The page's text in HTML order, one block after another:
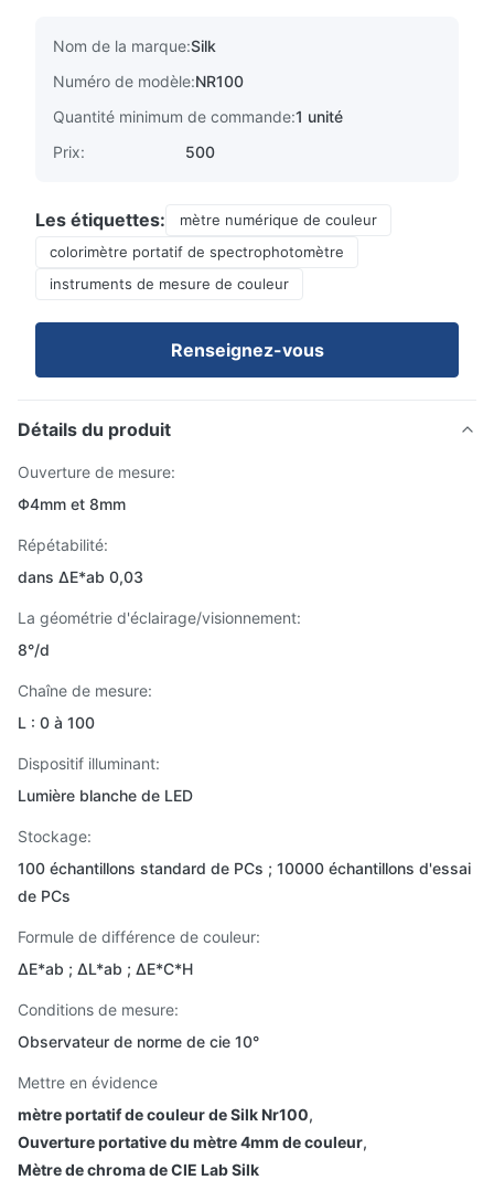
Nom de la marque:Silk
Numéro de modèle:NR100
Quantité minimum de commande:1 unité
Prix:
500
Les étiquettes:
mètre numérique de couleur
colorimètre portatif de spectrophotomètre
instruments de mesure de couleur
Renseignez-vous
Détails du produit
Ouverture de mesure:
Φ4mm et 8mm
Répétabilité:
dans ΔE*ab 0,03
La géométrie d'éclairage/visionnement:
8°/d
Chaîne de mesure:
L : 0 à 100
Dispositif illuminant:
Lumière blanche de LED
Stockage:
100 échantillons standard de PCs ; 10000 échantillons d'essai
de PCs
Formule de différence de couleur:
ΔE*ab ; ΔL*ab ; ΔE*C*H
Conditions de mesure:
Observateur de norme de cie 10°
Mettre en évidence
mètre portatif de couleur de Silk Nr100,
Ouverture portative du mètre 4mm de couleur,
Mètre de chroma de CIE Lab Silk